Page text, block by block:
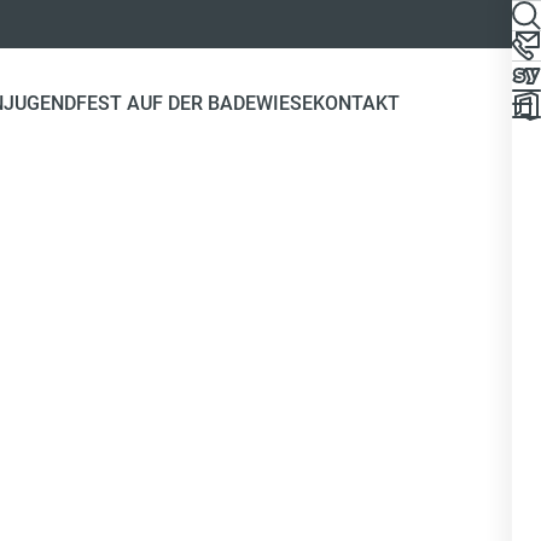
JUGENDFEST AUF DER BADEWIESEKONTAKT